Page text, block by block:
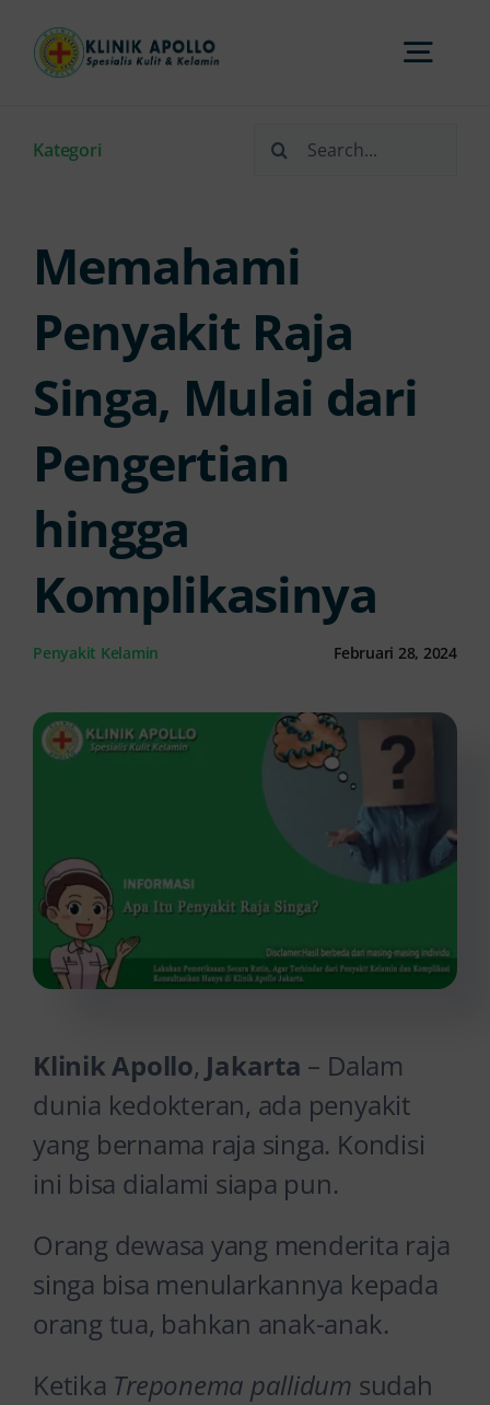
Home
Layanan
FAQs
Artikel
Kontak Kami
Kategori
Search
Memahami
Penyakit Raja
Singa, Mulai dari
Pengertian
hingga
Komplikasinya
Penyakit Kelamin Februari 28, 2024
Klinik Apollo, Jakarta – Dalam
dunia kedokteran, ada penyakit
yang bernama raja singa. Kondisi
ini bisa dialami siapa pun.
Orang dewasa yang menderita raja
singa bisa menularkannya kepada
orang tua, bahkan anak-anak.
Ketika Treponema pallidum sudah